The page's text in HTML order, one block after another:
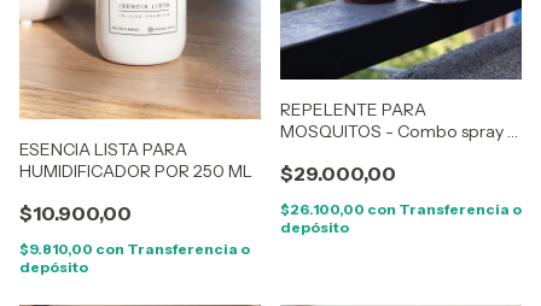
ESENCIA LISTA PARA
HUMIDIFICADOR POR 250 ML
$10.900,00
$9.810,00 con Transferencia o
depósito
REPELENTE PARA
MOSQUITOS - Combo spray y
$29.000,00
$26.100,00 con Transferencia o
depósito